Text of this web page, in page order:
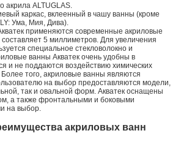
акрила ALTUGLAS.
каркас, вклеенный в чашу ванны (кроме
Ума, Мия, Дива).
применяются современные акриловые
5 миллиметров. Для увеличения
специальное стекловолокно и
ванны Акватек очень удобны в
и не поддаются воздействию химических
того, акриловые ванны являются
на выбор предоставляются модели,
так и овальной форм. Акватек оснащены
а также фронтальными и боковыми
на выбор.
акриловых ванн